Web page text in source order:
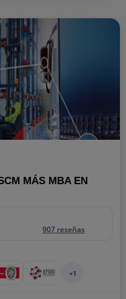
MÁS MBA EN
907 reseñas
+1